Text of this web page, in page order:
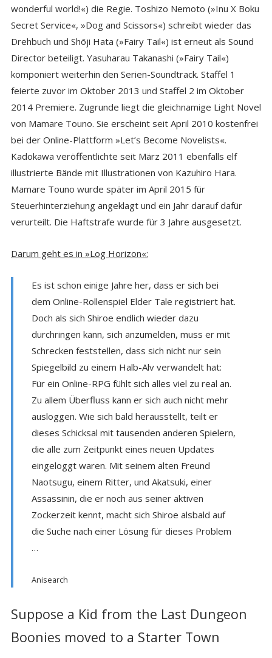
wonderful world!«) die Regie. Toshizo Nemoto (»Inu X Boku
Secret Service«, »Dog and Scissors«) schreibt wieder das
Drehbuch und Shōji Hata (»Fairy Tail«) ist erneut als Sound
Director beteiligt. Yasuharau Takanashi (»Fairy Tail«)
komponiert weiterhin den Serien-Soundtrack. Staffel 1
feierte zuvor im Oktober 2013 und Staffel 2 im Oktober
2014 Premiere. Zugrunde liegt die gleichnamige Light Novel
von Mamare Touno. Sie erscheint seit April 2010 kostenfrei
bei der Online-Plattform »Let’s Become Novelists«.
Kadokawa veröffentlichte seit März 2011 ebenfalls elf
illustrierte Bände mit Illustrationen von Kazuhiro Hara.
Mamare Touno wurde später im April 2015 für
Steuerhinterziehung angeklagt und ein Jahr darauf dafür
verurteilt. Die Haftstrafe wurde für 3 Jahre ausgesetzt.
Darum geht es in »Log Horizon«:
Es ist schon einige Jahre her, dass er sich bei
dem Online-Rollenspiel Elder Tale registriert hat.
Doch als sich Shiroe endlich wieder dazu
durchringen kann, sich anzumelden, muss er mit
Schrecken feststellen, dass sich nicht nur sein
Spiegelbild zu einem Halb-Alv verwandelt hat:
Für ein Online-RPG fühlt sich alles viel zu real an.
Zu allem Überfluss kann er sich auch nicht mehr
ausloggen. Wie sich bald herausstellt, teilt er
dieses Schicksal mit tausenden anderen Spielern,
die alle zum Zeitpunkt eines neuen Updates
eingeloggt waren. Mit seinem alten Freund
Naotsugu, einem Ritter, und Akatsuki, einer
Assassinin, die er noch aus seiner aktiven
Zockerzeit kennt, macht sich Shiroe alsbald auf
die Suche nach einer Lösung für dieses Problem
…
Anisearch
Suppose a Kid from the Last Dungeon
Boonies moved to a Starter Town